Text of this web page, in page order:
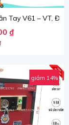
Tay V61 – VT,
4.700.000 ₫.
₫
là: 3.800.000 ₫.
giảm 14%